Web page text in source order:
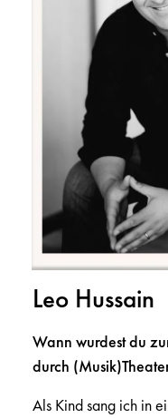
Leo Hussain
Wann wurdest du
durch
Als Kind sang ich in